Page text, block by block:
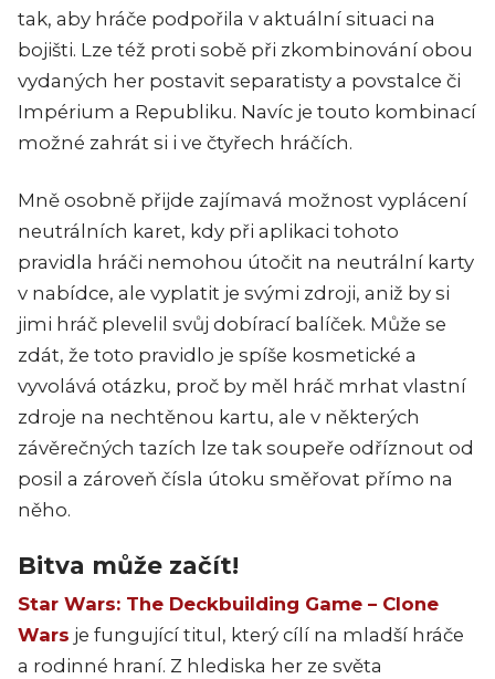
tak, aby hráče podpořila v aktuální situaci na
bojišti. Lze též proti sobě při zkombinování obou
vydaných her postavit separatisty a povstalce či
Impérium a Republiku. Navíc je touto kombinací
možné zahrát si i ve čtyřech hráčích.
Mně osobně přijde zajímavá možnost vyplácení
neutrálních karet, kdy při aplikaci tohoto
pravidla hráči nemohou útočit na neutrální karty
v nabídce, ale vyplatit je svými zdroji, aniž by si
jimi hráč plevelil svůj dobírací balíček. Může se
zdát, že toto pravidlo je spíše kosmetické a
vyvolává otázku, proč by měl hráč mrhat vlastní
zdroje na nechtěnou kartu, ale v některých
závěrečných tazích lze tak soupeře odříznout od
posil a zároveň čísla útoku směřovat přímo na
něho.
Bitva může začít!
Star Wars: The Deckbuilding Game – Clone
Wars je fungující titul, který cílí na mladší hráče
a rodinné hraní. Z hlediska her ze světa